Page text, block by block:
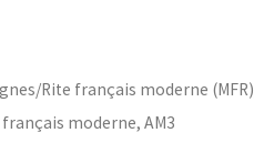
/Rite français moderne (MFR)
moderne, AM3